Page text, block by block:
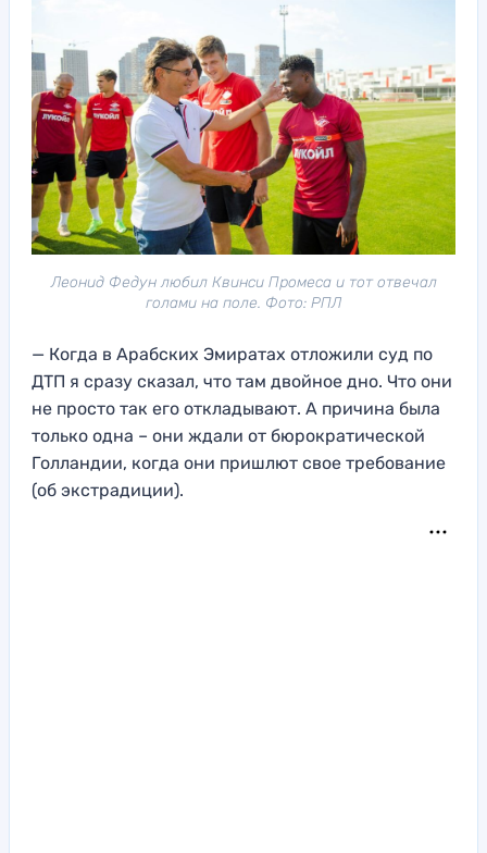
Леонид Федун любил Квинси Промеса и тот отвечал
голами на поле. Фото: РПЛ
— Когда в Арабских Эмиратах отложили суд по
ДТП я сразу сказал, что там двойное дно. Что они
не просто так его откладывают. А причина была
только одна – они ждали от бюрократической
Голландии, когда они пришлют свое требование
(об экстрадиции).